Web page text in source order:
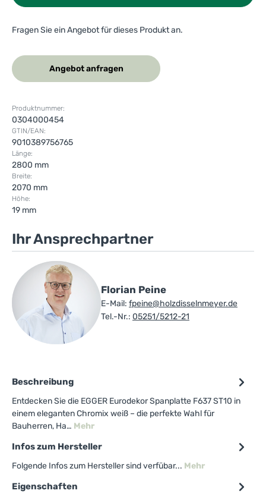
Fragen Sie ein Angebot für dieses Produkt an.
Angebot anfragen
Produktnummer:
0304000454
GTIN/EAN:
9010389756765
Länge:
2800 mm
Breite:
2070 mm
Höhe:
19 mm
Ihr Ansprechpartner
Florian Peine
E-Mail: fpeine@holzdisselnmeyer.de
Tel.-Nr.: 05251/5212-21
Beschreibung
Entdecken Sie die EGGER Eurodekor Spanplatte F637 ST10 in
einem eleganten Chromix weiß – die perfekte Wahl für
Bauherren, Ha… Mehr
Infos zum Hersteller
Folgende Infos zum Hersteller sind verfübar... Mehr
Eigenschaften